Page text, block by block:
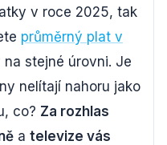
v roce 2025, tak
průměrný plat v
stejné úrovni. Je
nelítají nahoru jako
co? Za rozhlas
a televize vás